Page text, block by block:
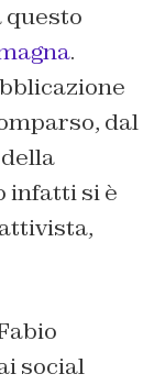
questo
.
dal
infatti si è
social